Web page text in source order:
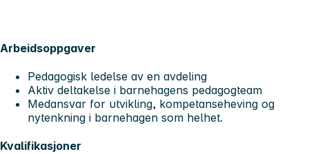
Arbeidsoppgaver
Pedagogisk ledelse av en avdeling
Aktiv deltakelse i barnehagens pedagogteam
Medansvar for utvikling, kompetanseheving og
nytenkning i barnehagen som helhet.
Kvalifikasjoner